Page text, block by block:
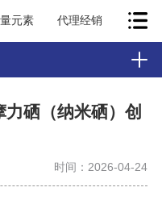
元素 代理经销
硒（纳米硒）创
时间：2026-04-24